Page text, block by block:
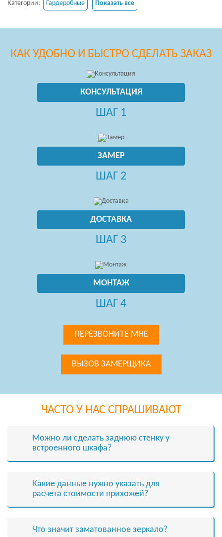
Категории: Гардеробные Показать все
КАК УДОБНО И БЫСТРО СДЕЛАТЬ ЗАКАЗ
КОНСУЛЬТАЦИЯ
ШАГ 1
ЗАМЕР
ШАГ 2
ДОСТАВКА
ШАГ 3
МОНТАЖ
ШАГ 4
ПЕРЕЗВОНИТЕ МНЕ
ВЫЗОВ ЗАМЕРЩИКА
ЧАСТО У НАС СПРАШИВАЮТ
Можно ли сделать заднюю стенку у
встроенного шкафа?
Какие данные нужно указать для
расчета стоимости прихожей?
Что значит заматованное зеркало?